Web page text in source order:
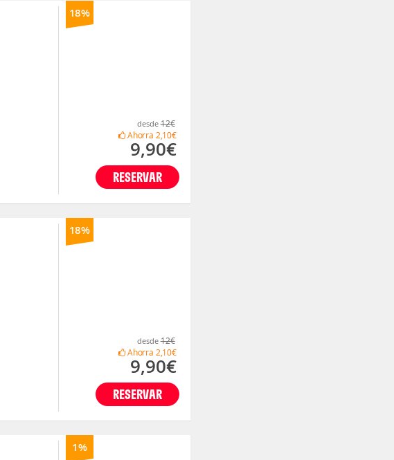
18%
RESERVAR
desde 12€
Ahorra 2,10€
9,90€
18%
RESERVAR
desde 12€
Ahorra 2,10€
9,90€
1%